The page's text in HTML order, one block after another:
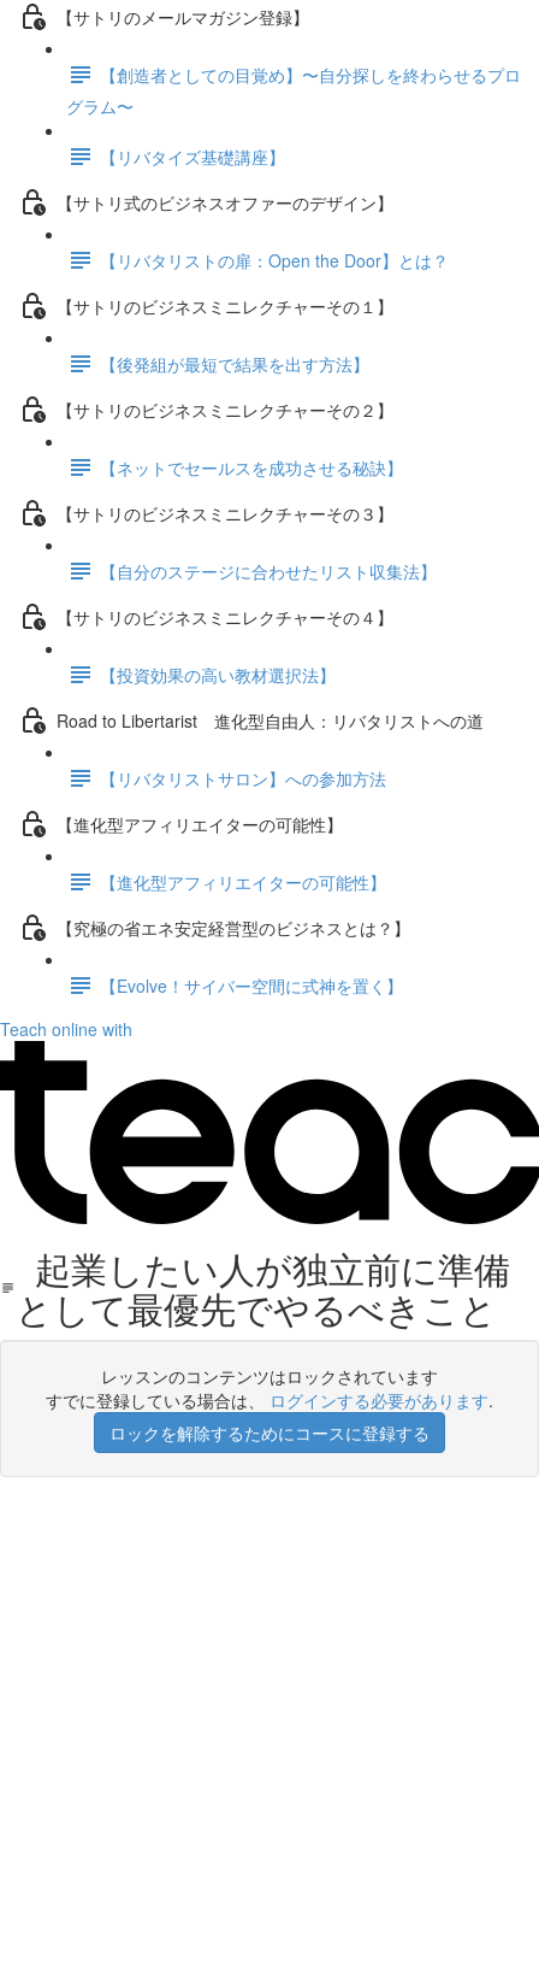
【サトリのメールマガジン登録】
【創造者としての目覚め】〜自分探しを終わらせるプロ
グラム〜
【リバタイズ基礎講座】
【サトリ式のビジネスオファーのデザイン】
【リバタリストの扉：Open the Door】とは？
【サトリのビジネスミニレクチャーその１】
【後発組が最短で結果を出す方法】
【サトリのビジネスミニレクチャーその２】
【ネットでセールスを成功させる秘訣】
【サトリのビジネスミニレクチャーその３】
【自分のステージに合わせたリスト収集法】
【サトリのビジネスミニレクチャーその４】
【投資効果の高い教材選択法】
Road to Libertarist 進化型自由人：リバタリストへの道
【リバタリストサロン】への参加方法
【進化型アフィリエイターの可能性】
【進化型アフィリエイターの可能性】
【究極の省エネ安定経営型のビジネスとは？】
【Evolve！サイバー空間に式神を置く】
Teach online with
起業したい人が独立前に準備
として最優先でやるべきこと
レッスンのコンテンツはロックされています
すでに登録している場合は、 ログインする必要があります.
ロックを解除するためにコースに登録する